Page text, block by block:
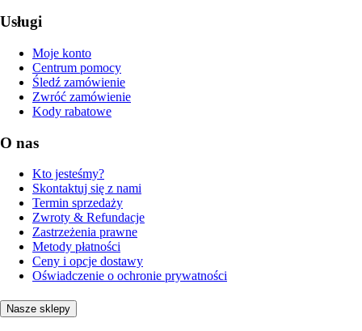
Usługi
Moje konto
Centrum pomocy
Śledź zamówienie
Zwróć zamówienie
Kody rabatowe
O nas
Kto jesteśmy?
Skontaktuj się z nami
Termin sprzedaży
Zwroty & Refundacje
Zastrzeżenia prawne
Metody płatności
Ceny i opcje dostawy
Oświadczenie o ochronie prywatności
Nasze sklepy